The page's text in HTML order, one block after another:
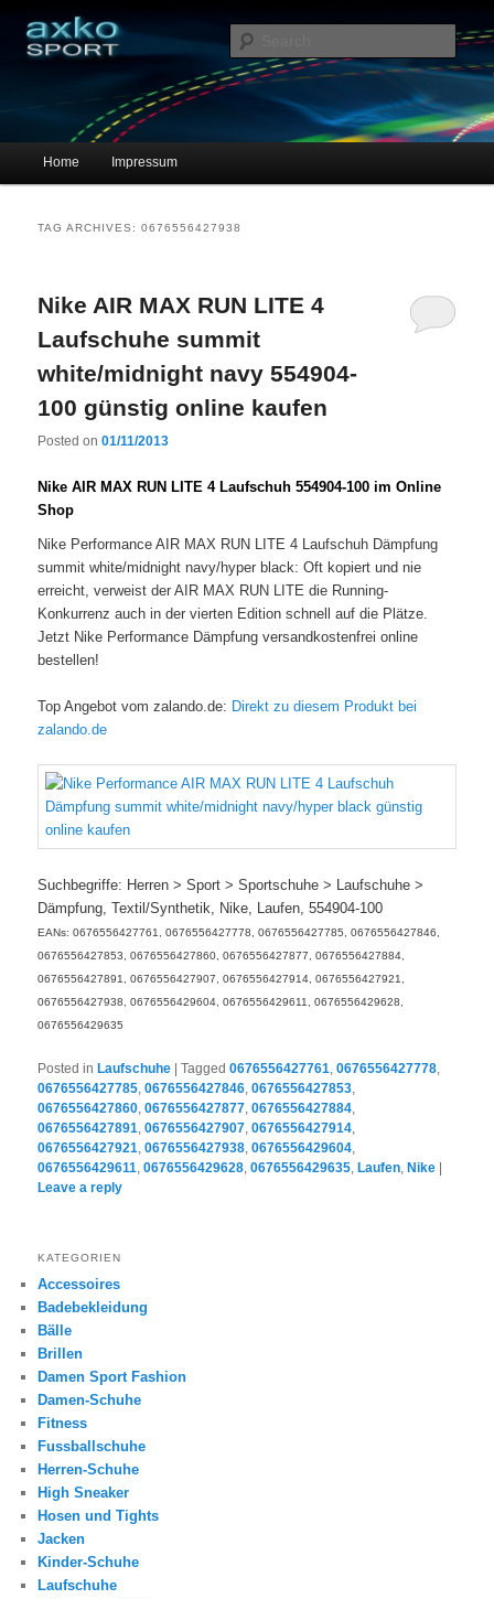
axko-sport – Sportschuhe online
Main menu
Skip to primary content
Skip to secondary content
Home Impressum
TAG ARCHIVES:0676556427938
Nike AIR MAX RUN LITE 4
Laufschuhe summit
white/midnight navy 554904-
100 günstig online kaufen
Posted on01/11/2013
Nike AIR MAX RUN LITE 4 Laufschuh 554904-100 im Online
Shop
Nike Performance AIR MAX RUN LITE 4 Laufschuh Dämpfung
summit white/midnight navy/hyper black: Oft kopiert und nie
erreicht, verweist der AIR MAX RUN LITE die Running-
Konkurrenz auch in der vierten Edition schnell auf die Plätze.
Jetzt Nike Performance Dämpfung versandkostenfrei online
bestellen!
Top Angebot vom zalando.de: Direkt zu diesem Produkt bei
zalando.de
Suchbegriffe: Herren > Sport > Sportschuhe > Laufschuhe >
Dämpfung, Textil/Synthetik, Nike, Laufen, 554904-100
EANs: 0676556427761, 0676556427778, 0676556427785, 0676556427846,
0676556427853, 0676556427860, 0676556427877, 0676556427884,
0676556427891, 0676556427907, 0676556427914, 0676556427921,
0676556427938, 0676556429604, 0676556429611, 0676556429628,
0676556429635
Posted in Laufschuhe |Tagged 0676556427761 ,0676556427778
0676556427785 ,0676556427846 ,0676556427853
0676556427860 ,0676556427877 ,0676556427884
0676556427891 ,0676556427907 ,0676556427914
0676556427921 ,0676556427938 ,0676556429604
0676556429611 ,0676556429628 ,0676556429635 ,Laufen ,Nike |
Leave a reply
KATEGORIEN
Accessoires
Badebekleidung
Bälle
Brillen
Damen Sport Fashion
Damen-Schuhe
Fitness
Fussballschuhe
Herren-Schuhe
High Sneaker
Hosen und Tights
Jacken
Kinder-Schuhe
Laufschuhe